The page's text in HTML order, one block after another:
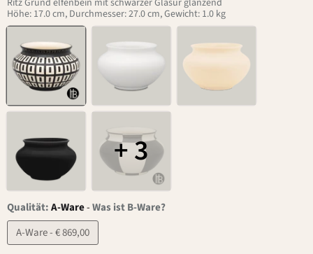
Ritz Grund elfenbein mit schwarzer Glasur glänzend
Höhe: 17.0 cm, Durchmesser: 27.0 cm, Gewicht: 1.0 kg
+ 3
Qualität:A-Ware-Was ist B-Ware?
A-Ware - € 869,00